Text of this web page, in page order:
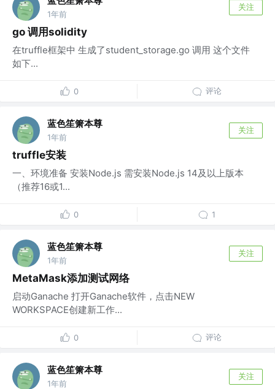
1年前
关注
go 调用solidity
在truffle框架中 生成了student_storage.go 调用 这个文件
如下...
0 评论
蓝色笙箫本尊
1年前
关注
truffle安装
一、环境准备 ‌安装Node.js‌ 需安装Node.js 14及以上版本
（推荐16或1...
0 1
蓝色笙箫本尊
1年前
关注
MetaMask添加测试网络
‌启动Ganache‌ 打开Ganache软件，点击NEW
WORKSPACE创建新工作...
0 评论
蓝色笙箫本尊
1年前
关注